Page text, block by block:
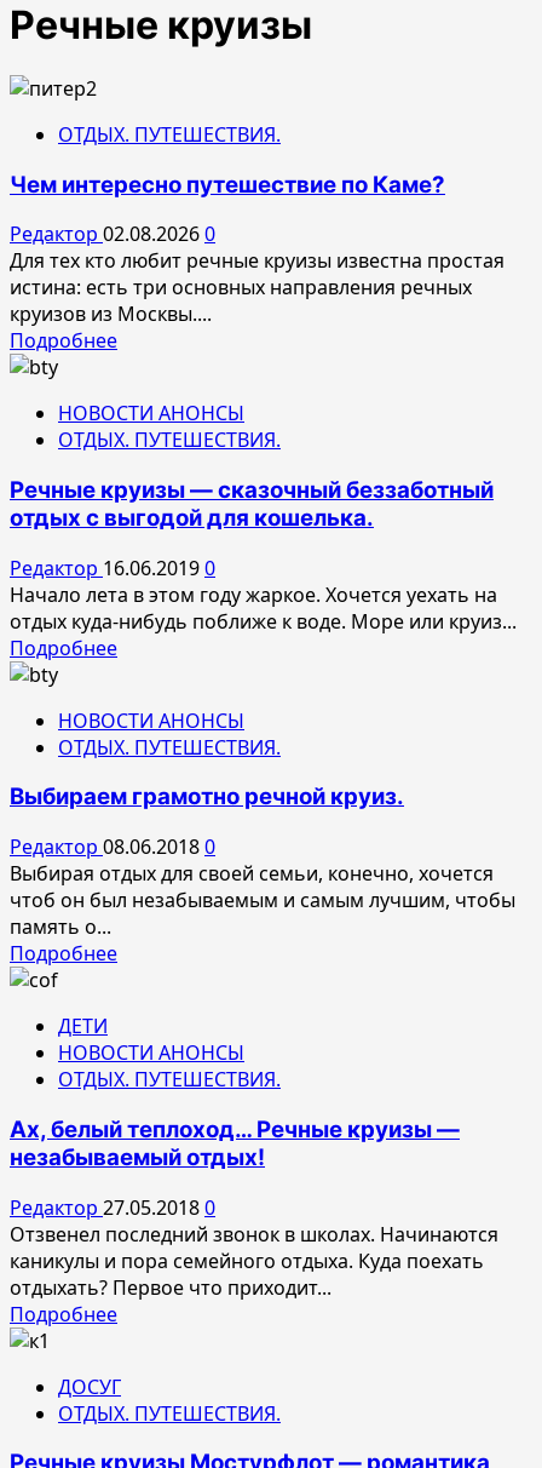
Речные круизы
ОТДЫХ. ПУТЕШЕСТВИЯ.
Чем интересно путешествие по Каме?
Редактор 02.08.20260
Для тех кто любит речные круизы известна простая
истина: есть три основных направления речных
круизов из Москвы....
ПодробнееПрочитать
Чем
интересно
по
Каме?
НОВОСТИ АНОНСЫ
ОТДЫХ. ПУТЕШЕСТВИЯ.
Речные круизы — сказочный беззаботный
отдых с выгодой для кошелька.
Редактор 16.06.20190
Начало лета в этом году жаркое. Хочется уехать на
отдых куда-нибудь поближе к воде. Море или круиз...
ПодробнееПрочитать
Речные
круизы
сказочный
беззаботный
отдых
с
выгодой
кошелька.
НОВОСТИ АНОНСЫ
ОТДЫХ. ПУТЕШЕСТВИЯ.
Выбираем грамотно речной круиз.
Редактор 08.06.20180
Выбирая отдых для своей семьи, конечно, хочется
чтоб он был незабываемым и самым лучшим, чтобы
память о...
ПодробнееПрочитать
грамотно
речной
ДЕТИ
НОВОСТИ АНОНСЫ
ОТДЫХ. ПУТЕШЕСТВИЯ.
Ах, белый теплоход… Речные круизы —
незабываемый отдых!
Редактор 27.05.20180
Отзвенел последний звонок в школах. Начинаются
каникулы и пора семейного отдыха. Куда поехать
отдыхать? Первое что приходит...
ПодробнееПрочитать
Ах,
белый
ДОСУГ
ОТДЫХ. ПУТЕШЕСТВИЯ.